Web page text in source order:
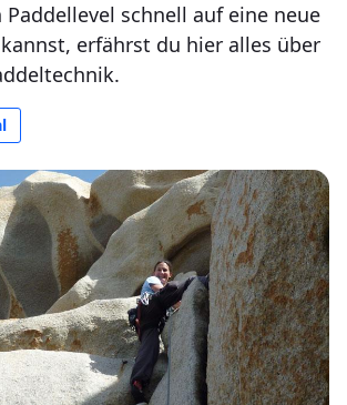
schnell auf eine neue
erfährst du hier alles über